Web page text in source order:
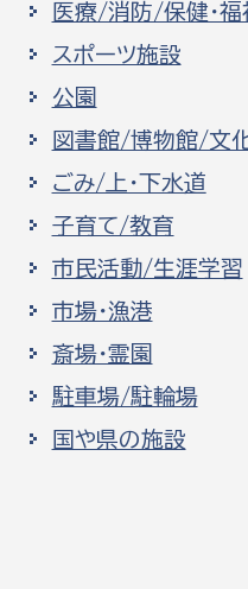
医療/消防/保健・福
スポーツ施設
公園
図書館/博物館/文
ごみ/上・下水道
子育て/教育
市民活動/生涯学習
市場・漁港
斎場・霊園
駐車場/駐輪場
国や県の施設